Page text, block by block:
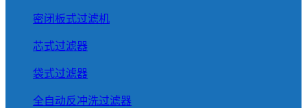
密闭板式过滤机
芯式过滤器
袋式过滤器
全自动反冲洗过滤器